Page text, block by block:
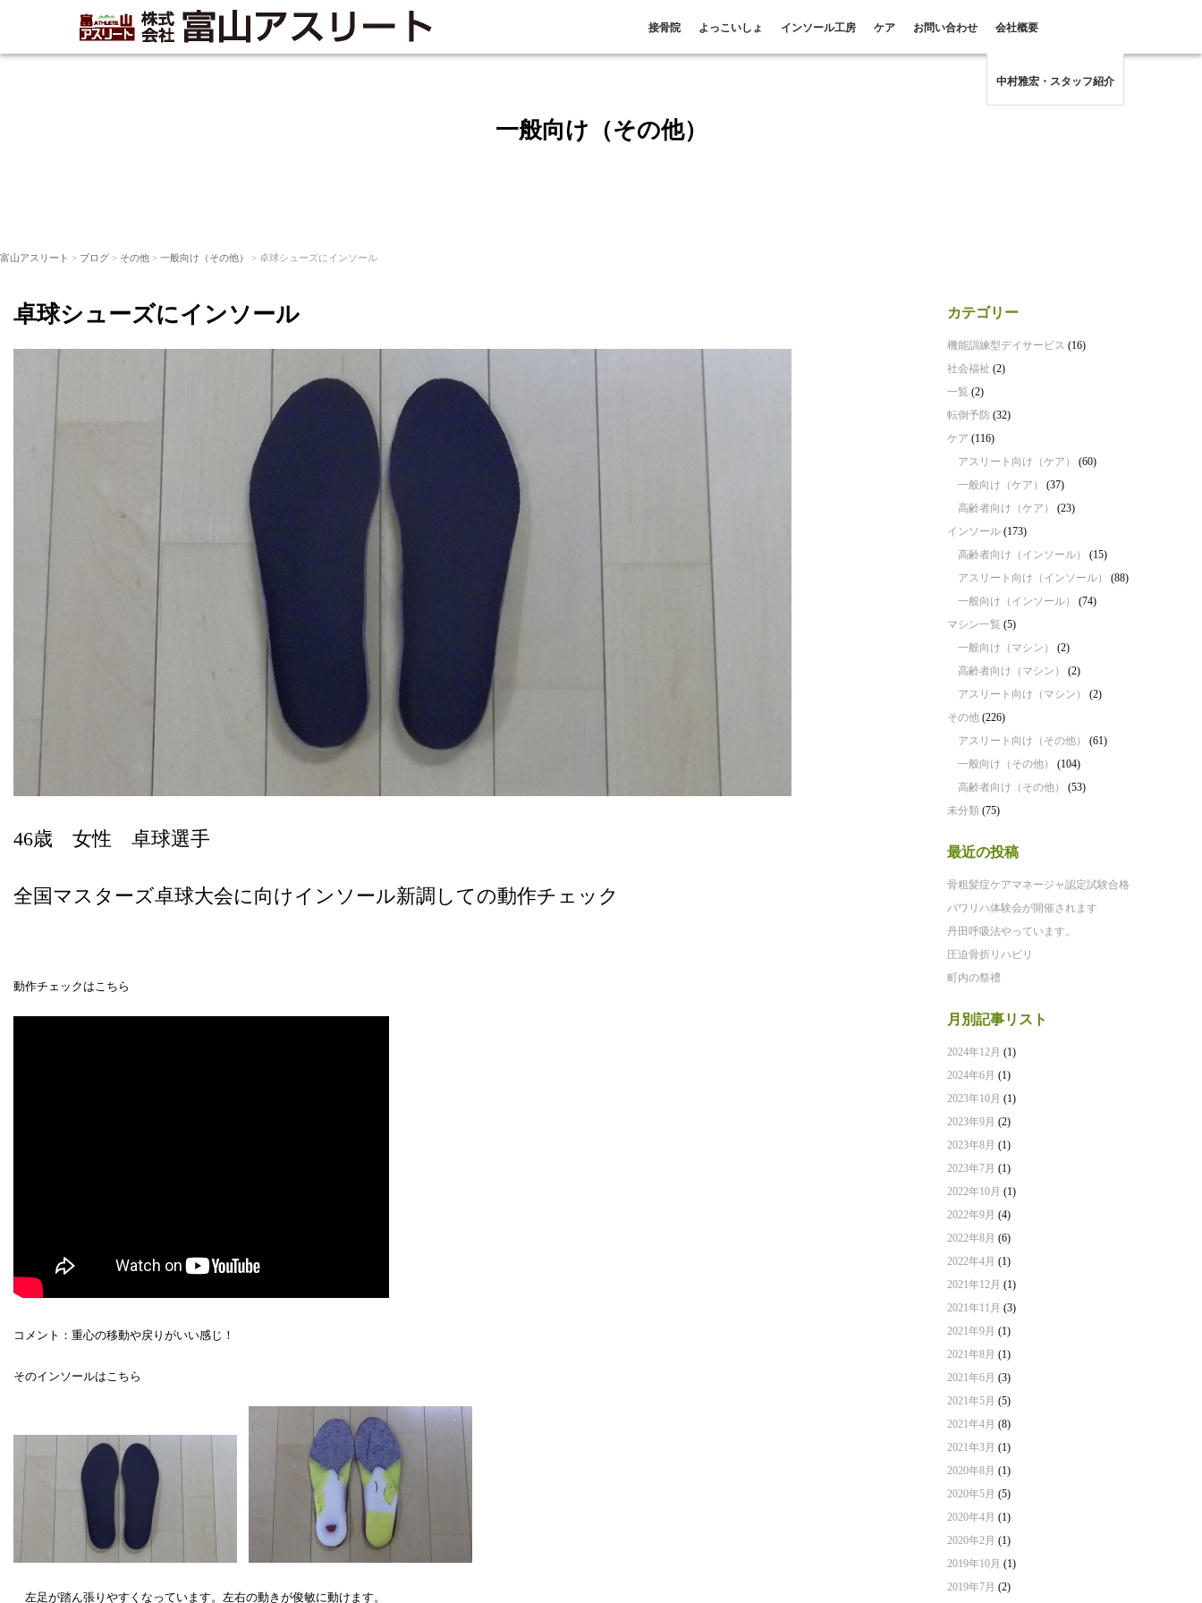
接骨院 よっこいしょ インソール工房 ケア お問い合わせ 会社概要
中村雅宏・スタッフ紹介
一般向け（その他）
富山アスリート > ブログ > その他 > 一般向け（その他） > 卓球シューズにインソール
卓球シューズにインソール
46歳 女性 卓球選手
全国マスターズ卓球大会に向けインソール新調しての動作チェック
動作チェックはこちら
コメント：重心の移動や戻りがいい感じ！
そのインソールはこちら
左足が踏ん張りやすくなっています。左右の動きが俊敏に動けます。
カテゴリー
機能訓練型デイサービス (16)
社会福祉 (2)
一覧 (2)
転倒予防 (32)
ケア (116)
アスリート向け（ケア）
(60)
一般向け（ケア）
(37)
高齢者向け（ケア）
(23)
インソール (173)
高齢者向け（インソール）
(15)
アスリート向け（インソール）
(88)
一般向け（インソール）
(74)
マシン一覧 (5)
一般向け（マシン）
(2)
高齢者向け（マシン）
(2)
アスリート向け（マシン）
(2)
その他 (226)
アスリート向け（その他）
(61)
一般向け（その他）
(104)
高齢者向け（その他）
(53)
未分類 (75)
最近の投稿
骨粗髪症ケアマネージャ認定試験合格
パワリハ体験会が開催されます
丹田呼吸法やっています。
圧迫骨折リハビリ
町内の祭禮
月別記事リスト
2024年12月 (1)
2024年6月 (1)
2023年10月 (1)
2023年9月 (2)
2023年8月 (1)
2023年7月 (1)
2022年10月 (1)
2022年9月 (4)
2022年8月 (6)
2022年4月 (1)
2021年12月 (1)
2021年11月 (3)
2021年9月 (1)
2021年8月 (1)
2021年6月 (3)
2021年5月 (5)
2021年4月 (8)
2021年3月 (1)
2020年8月 (1)
2020年5月 (5)
2020年4月 (1)
2020年2月 (1)
2019年10月 (1)
2019年7月 (2)